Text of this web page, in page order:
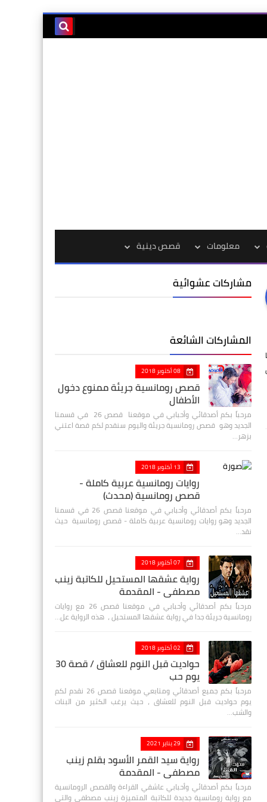
معلومات قصص دينية
مشاركات عشوائية
المشاركات الشائعة
08 أكتوبر 2018
قصص رومانسية جريئة ممنوع دخول
الأطفال
مرحباً بكم أصدقائي وأحبابي في موقعنا قصص 26 في قسمنا
الجديد وهو قصص رومانسية جريئة واليوم سنقدم لكم قصة اعتني
بزهر…
13 أكتوبر 2018
روايات رومانسية عربية كاملة -
قصص رومانسية (محدث)
مرحباً بكم أصدقائي وأحبابي في موقعنا قصص 26 في قسمنا
الجديد وهو روايات رومانسية عربية كاملة - قصص رومانسية حيث
نقد…
07 أكتوبر 2018
رواية عشقها المستحيل للكاتبة زينب
مصطفي - المقدمة
مرحباً بكم أصدقائي وأحبابي في موقعنا قصص 26 مع روايات
رومانسية جريئة جدا في رواية عشقها المستحيل ، هذه الرواية عل…
02 أكتوبر 2018
حواديت قبل النوم للعشاق / قصة 30
يوم حب
مرحباً بكم جميع أصدقائي ومتابعي موقعنا قصص 26 نقدم لكم
يوم حواديت قبل النوم للعشاق ، حيث يرغب الكثير من البنات
والشب…
29 يناير 2021
رواية سيد القمر الأسود بقلم زينب
مصطفي - المقدمة
مرحباً بكم أصدقائي وأحبابي عاشقي القراءة والقصص الرومانسية
مع رواية رومانسية جديدة للكاتبة المتميزة زينب مصطفى والتي